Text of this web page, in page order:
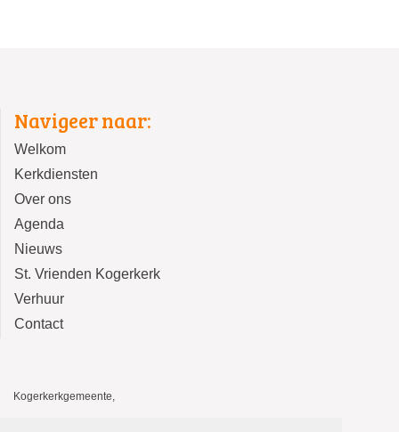
Navigeer naar:
Welkom
Kerkdiensten
Over ons
Agenda
Nieuws
St. Vrienden Kogerkerk
Verhuur
Contact
Kogerkerkgemeente,